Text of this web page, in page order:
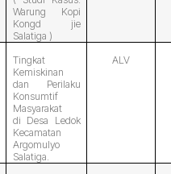
Warung Kopi
Kongd jie
Salatiga )
Tingkat
Kemiskinan
dan Perilaku
Konsumtif
Masyarakat
di Desa Ledok
Kecamatan
Argomulyo
Salatiga.
ALV